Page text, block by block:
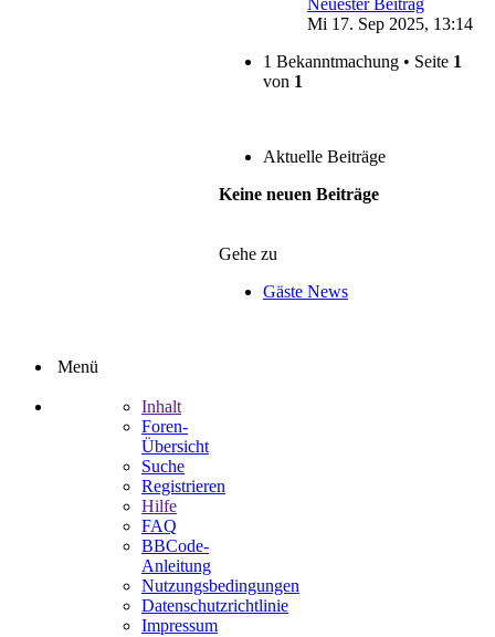
Neuester Beitrag
Mi 17. Sep 2025, 13:14
1 Bekanntmachung • Seite 1
von 1
Aktuelle Beiträge
Keine neuen Beiträge
Gehe zu
Gäste News
Menü
Inhalt
Foren-
Übersicht
Suche
Registrieren
Hilfe
FAQ
BBCode-
Anleitung
Nutzungsbedingungen
Datenschutzrichtlinie
Impressum